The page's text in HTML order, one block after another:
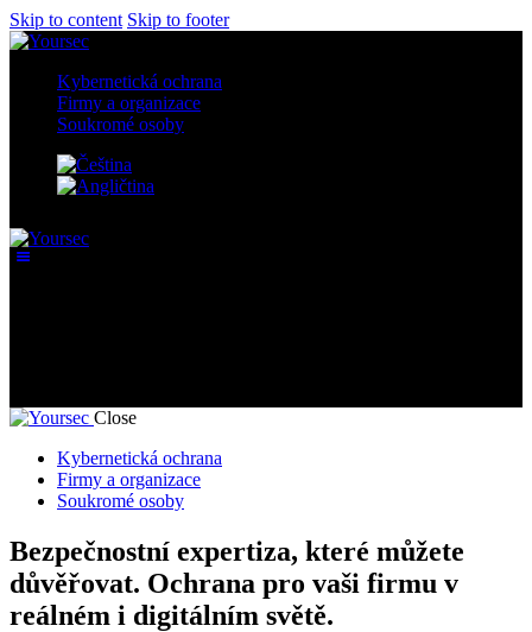
Skip to content Skip to footer
Kybernetická ochrana
Firmy a organizace
Soukromé osoby
Close
Kybernetická ochrana
Firmy a organizace
Soukromé osoby
Bezpečnostní expertiza, které můžete
důvěřovat. Ochrana pro vaši firmu v
reálném i digitálním světě.